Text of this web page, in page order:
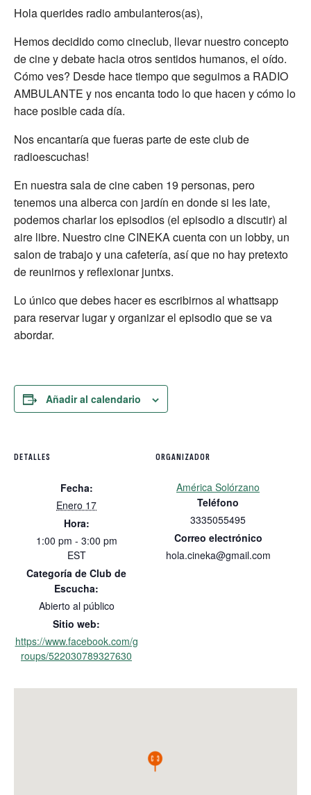
Hola querides radio ambulanteros(as),
Hemos decidido como cineclub, llevar nuestro concepto
de cine y debate hacia otros sentidos humanos, el oído.
Cómo ves? Desde hace tiempo que seguimos a RADIO
AMBULANTE y nos encanta todo lo que hacen y cómo lo
hace posible cada día.
Nos encantaría que fueras parte de este club de
radioescuchas!
En nuestra sala de cine caben 19 personas, pero
tenemos una alberca con jardín en donde si les late,
podemos charlar los episodios (el episodio a discutir) al
aire libre. Nuestro cine CINEKA cuenta con un lobby, un
salon de trabajo y una cafetería, así que no hay pretexto
de reunirnos y reflexionar juntxs.
Lo único que debes hacer es escribirnos al whattsapp
para reservar lugar y organizar el episodio que se va
abordar.
Añadir al calendario
DETALLES
Fecha:
Enero 17
Hora:
1:00 pm - 3:00 pm
EST
Categoría de Club de
Escucha:
Abierto al público
Sitio web:
https://www.facebook.com/g
roups/522030789327630
ORGANIZADOR
América Solórzano
Teléfono
3335055495
Correo electrónico
hola.cineka@gmail.com